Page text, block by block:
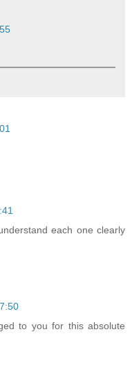
each one clearly
to you for this absolute